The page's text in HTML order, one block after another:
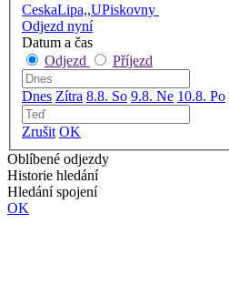
CeskaLipa,,UPiskovny
Odjezd nyní
Datum a čas
Odjezd
Příjezd
Dnes Zítra 8.8. So 9.8. Ne 10.8. Po
Zrušit OK
Oblíbené odjezdy
Historie hledání
Hledání spojení
OK